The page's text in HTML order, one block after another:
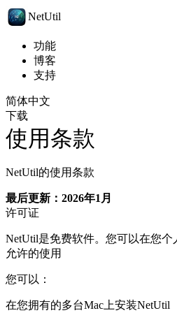
NetUtil
功能
博客
支持
简体中文
下载
使用条款
NetUtil的使用条款
最后更新：2026年1月
许可证
NetUtil是免费软件。您可以在您个
允许的使用
您可以：
在您拥有的多台Mac上安装NetUtil